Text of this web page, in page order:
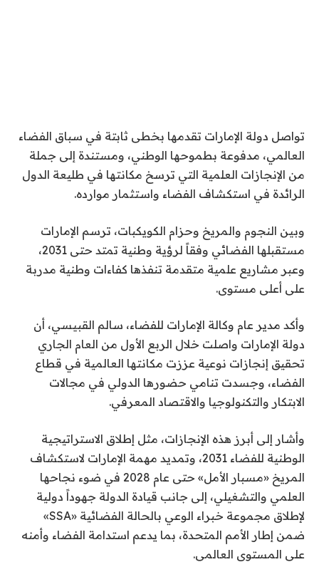
تواصل دولة الإمارات تقدمها بخطى ثابتة في سباق الفضاء
العالمي، مدفوعة بطموحها الوطني، ومستندة إلى جملة
من الإنجازات العلمية التي ترسخ مكانتها في طليعة الدول
الرائدة في استكشاف الفضاء واستثمار موارده.
وبين النجوم والمريخ وحزام الكويكبات، ترسم الإمارات
مستقبلها الفضائي وفقاً لرؤية وطنية تمتد حتى 2031،
وعبر مشاريع علمية متقدمة تنفذها كفاءات وطنية مدربة
على أعلى مستوى.
وأكد مدير عام وكالة الإمارات للفضاء، سالم القبيسي، أن
دولة الإمارات واصلت خلال الربع الأول من العام الجاري
تحقيق إنجازات نوعية عززت مكانتها العالمية في قطاع
الفضاء، وجسدت تنامي حضورها الدولي في مجالات
الابتكار والتكنولوجيا والاقتصاد المعرفي.
وأشار إلى أبرز هذه الإنجازات، مثل إطلاق الاستراتيجية
الوطنية للفضاء 2031، وتمديد مهمة الإمارات لاستكشاف
المريخ «مسبار الأمل» حتى عام 2028 في ضوء نجاحها
العلمي والتشغيلي، إلى جانب قيادة الدولة جهوداً دولية
لإطلاق مجموعة خبراء الوعي بالحالة الفضائية «SSA»
ضمن إطار الأمم المتحدة، بما يدعم استدامة الفضاء وأمنه
على المستوى العالمي.